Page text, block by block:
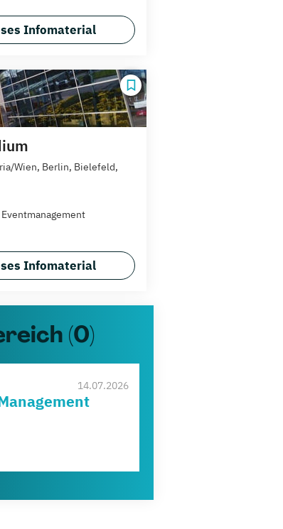
Infomaterial
Wien, Berlin, Bielefeld,
Infomaterial
(0)
14.07.2026